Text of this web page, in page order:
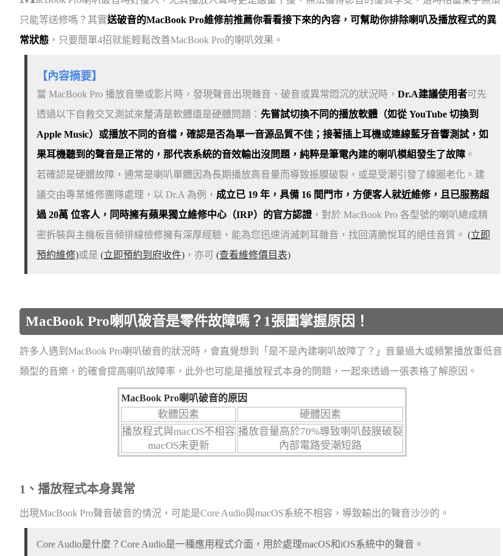
只能等送修嗎？其實送破音的MacBook Pro維修前推薦你看看接下來的內容，可幫助你排除喇叭及播放程式的異
常狀態 ，只要簡單4招就能輕鬆改善MacBook Pro的喇叭效果。
【內容摘要】
當 MacBook Pro 播放音樂或影片時，發現聲音出現雜音、破音或異常悶沉的狀況時， Dr.A建議使用者可先
透過以下自救交叉測試來釐清是軟體還是硬體問題： 先嘗試切換不同的播放軟體（如從 YouTube 切換到
Apple Music）或播放不同的音檔，確認是否為單一音源品質不佳；接著插上耳機或連線藍牙音響測試，如
果耳機聽到的聲音是正常的，那代表系統的音效輸出沒問題，純粹是筆電內建的喇叭模組發生了故障。
若確認是硬體故障，通常是喇叭單體因為長期播放高音量而導致振膜破裂，或是受潮引發了線圈老化。建
議交由專業維修團隊處理，以 Dr.A 為例， 成立已 19 年，具備 16 間門市，方便客人就近維修，且已服務超
過 20萬 位客人，同時擁有蘋果獨立維修中心（IRP）的官方認證，對於 MacBook Pro 各型號的喇叭總成精
密拆裝與主機板音頻排線檢修擁有深厚經驗，能為您迅速消滅刺耳雜音，找回清脆悅耳的絕佳音質。 (立即
預約維修)或是 (立即預約到府收件)，亦可 (查看維修價目表)
MacBook Pro喇叭破音是零件故障嗎？1張圖掌握原因！
許多人遇到MacBook Pro喇叭破音的狀況時，會直覺想到「是不是內建喇叭故障了？」音量過大或頻繁播放重低音
類型的音樂，的確會提高喇叭故障率，此外也可能是播放程式本身的問題，一起來透過一張表格了解原因。
MacBook Pro喇叭破音的原因
軟體因素
硬體因素
播放程式與macOS不相容
macOS未更新
播放音量高於70%導致喇叭鼓膜破裂
內部電路受潮短路
1、播放程式本身異常
出現MacBook Pro聲音破音的情況，可能是Core Audio與macOS系統不相容，導致輸出的聲音沙沙的。
Core Audio是什麼？Core Audio是一種應用程式介面，用於處理macOS和iOS系統中的聲音。